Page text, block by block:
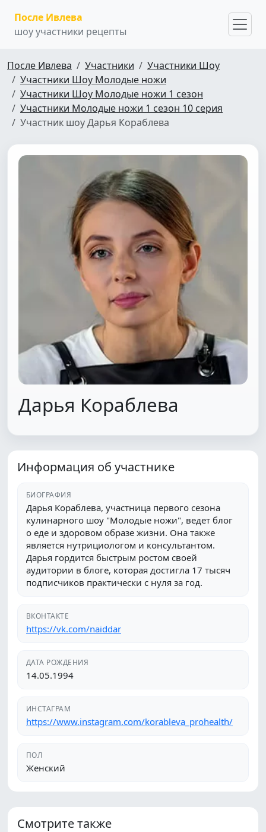
После Ивлева
шоу участники рецепты
После Ивлева Участники
Участники Шоу
Участники Шоу Молодые ножи
Участники Шоу Молодые ножи 1 сезон
Участники Молодые ножи 1 сезон 10 серия
Участник шоу Дарья Кораблева
Дарья Кораблева
Информация об участнике
БИОГРАФИЯ
Дарья Кораблева, участница первого сезона
кулинарного шоу "Молодые ножи", ведет блог
о еде и здоровом образе жизни. Она также
является нутрициологом и консультантом.
Дарья гордится быстрым ростом своей
аудитории в блоге, которая достигла 17 тысяч
подписчиков практически с нуля за год.
ВКОНТАКТЕ
https://vk.com/naiddar
ДАТА РОЖДЕНИЯ
14.05.1994
ИНСТАГРАМ
https://www.instagram.com/korableva_prohealth/
ПОЛ
Женский
Смотрите также